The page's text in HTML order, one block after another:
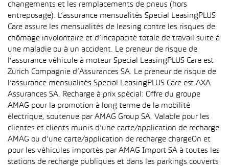
changements et les remplacements de pneus (hors
entreposage). L’assurance mensualités Special LeasingPLUS
Care assure les mensualités de leasing contre les risques de
chômage involontaire et d’incapacité totale de travail suite à
une maladie ou à un accident. Le preneur de risque de
l’assurance véhicule à moteur Special LeasingPLUS Care est
Zurich Compagnie d’Assurances SA. Le preneur de risque de
l’assurance mensualités Special LeasingPLUS Care est AXA
Assurances SA. Recharge à prix spécial: Offre du groupe
AMAG pour la promotion à long terme de la mobilité
électrique, soutenue par AMAG Group SA. Valable pour les
clientes et clients munis d’une carte/application de recharge
AMAG ou d’une carte/application de recharge chargeOn et
pour les véhicules importés par AMAG Import SA à toutes les
stations de recharge publiques et dans les parkings couverts